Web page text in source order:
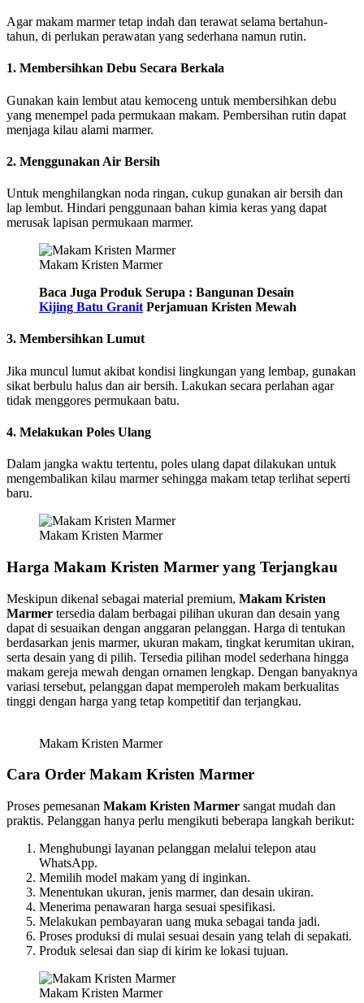
Agar makam marmer tetap indah dan terawat selama bertahun-
tahun, di perlukan perawatan yang sederhana namun rutin.
1. Membersihkan Debu Secara Berkala
Gunakan kain lembut atau kemoceng untuk membersihkan debu
yang menempel pada permukaan makam. Pembersihan rutin dapat
menjaga kilau alami marmer.
2. Menggunakan Air Bersih
Untuk menghilangkan noda ringan, cukup gunakan air bersih dan
lap lembut. Hindari penggunaan bahan kimia keras yang dapat
merusak lapisan permukaan marmer.
Makam Kristen Marmer
Baca Juga Produk Serupa : Bangunan Desain
Kijing Batu Granit Perjamuan Kristen Mewah
3. Membersihkan Lumut
Jika muncul lumut akibat kondisi lingkungan yang lembap, gunakan
sikat berbulu halus dan air bersih. Lakukan secara perlahan agar
tidak menggores permukaan batu.
4. Melakukan Poles Ulang
Dalam jangka waktu tertentu, poles ulang dapat dilakukan untuk
mengembalikan kilau marmer sehingga makam tetap terlihat seperti
baru.
Makam Kristen Marmer
Harga Makam Kristen Marmer yang Terjangkau
Meskipun dikenal sebagai material premium, Makam Kristen
Marmer tersedia dalam berbagai pilihan ukuran dan desain yang
dapat di sesuaikan dengan anggaran pelanggan. Harga di tentukan
berdasarkan jenis marmer, ukuran makam, tingkat kerumitan ukiran,
serta desain yang di pilih. Tersedia pilihan model sederhana hingga
makam gereja mewah dengan ornamen lengkap. Dengan banyaknya
variasi tersebut, pelanggan dapat memperoleh makam berkualitas
tinggi dengan harga yang tetap kompetitif dan terjangkau.
Makam Kristen Marmer
Cara Order Makam Kristen Marmer
Proses pemesanan Makam Kristen Marmer sangat mudah dan
praktis. Pelanggan hanya perlu mengikuti beberapa langkah berikut:
Menghubungi layanan pelanggan melalui telepon atau
WhatsApp.
Memilih model makam yang di inginkan.
Menentukan ukuran, jenis marmer, dan desain ukiran.
Menerima penawaran harga sesuai spesifikasi.
Melakukan pembayaran uang muka sebagai tanda jadi.
Proses produksi di mulai sesuai desain yang telah di sepakati.
Produk selesai dan siap di kirim ke lokasi tujuan.
Makam Kristen Marmer